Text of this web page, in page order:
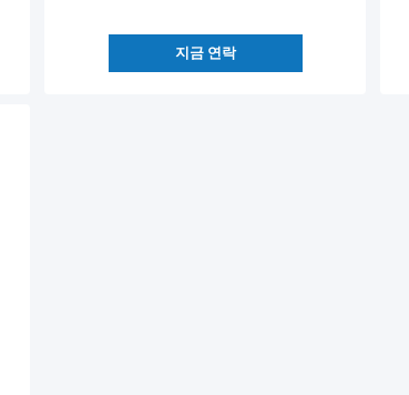
지금 연락